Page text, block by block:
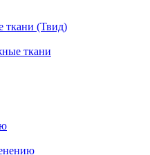
ткани (Твид)
ткани